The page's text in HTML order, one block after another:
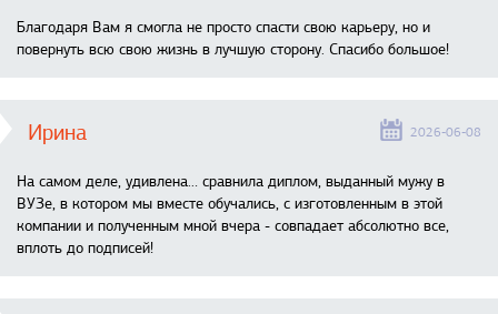
Благодаря Вам я смогла не просто спасти свою карьеру, но и
повернуть всю свою жизнь в лучшую сторону. Спасибо большое!
Ирина 2026-06-08
На самом деле, удивлена… сравнила диплом, выданный мужу в
ВУЗе, в котором мы вместе обучались, с изготовленным в этой
компании и полученным мной вчера - совпадает абсолютно все,
вплоть до подписей!